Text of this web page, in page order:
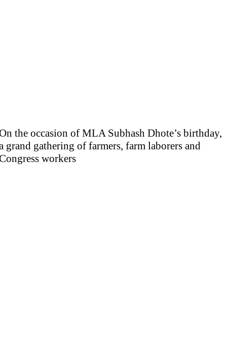
the occasion of MLA Subhash Dhote’s birthday,
grand gathering of farmers, farm laborers and
workers